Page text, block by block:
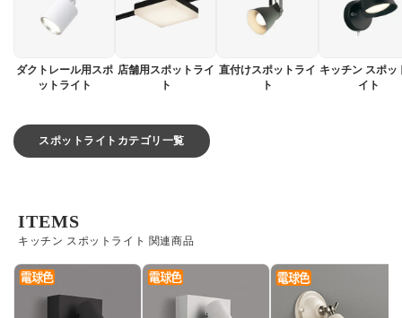
ダクトレール用スポ
ットライト
店舗用スポットライ
ト
直付けスポットライ
ト
キッチン スポッ
イト
スポットライトカテゴリ一覧
キッチン スポットライト 関連商品
ITEMS